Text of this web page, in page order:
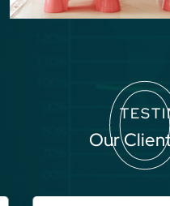
Advertising
Developer
Our